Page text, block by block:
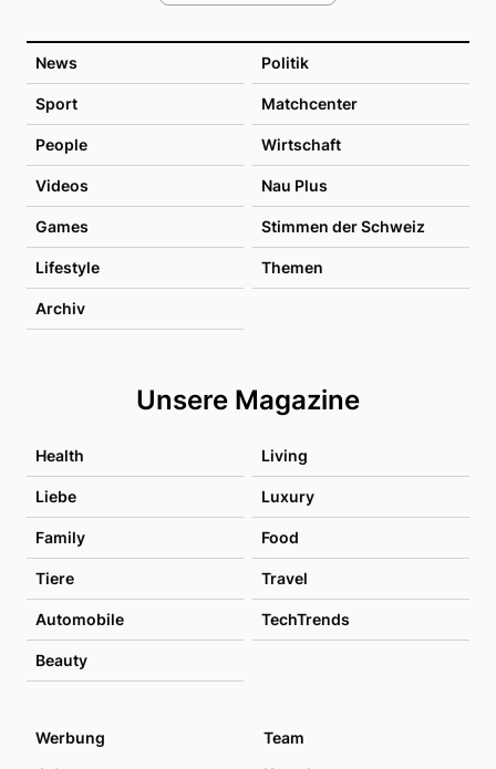
News Politik
Sport Matchcenter
People Wirtschaft
Videos Nau Plus
Games Stimmen der Schweiz
Lifestyle Themen
Archiv
Unsere Magazine
Health Living
Liebe Luxury
Family Food
Tiere Travel
Automobile TechTrends
Beauty
Werbung
Team